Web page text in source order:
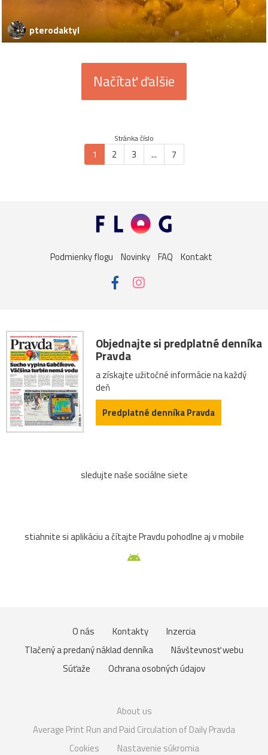
pterodaktyl
Načítať ďalšie
Stránka číslo
1 2 3 ... 7
Podmienky flogu Novinky FAQ Kontakt
Objednajte si predplatné denníka
Pravda
a získajte užitočné informácie na každý
deň
Predplatné denníka Pravda
sledujte naše sociálne siete
stiahnite si aplikáciu a čítajte Pravdu pohodlne aj v mobile
O nás Kontakty
Inzercia
Tlačený a predaný náklad denníka
Návštevnosť webu
Súťaže
Ochrana osobných údajov
About us
Average Print Run and Paid Circulation of Daily Pravda
Cookies
Nastavenie súkromia